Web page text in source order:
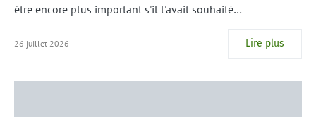
être encore plus important s'il l'avait souhaité…
26 juillet 2026 Lire plus